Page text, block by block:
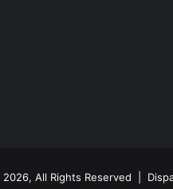
All Rights Reserved |